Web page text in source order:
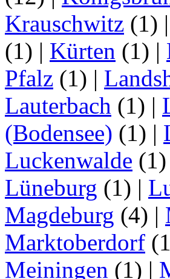
Krauschwitz (1) |
(1) | Kürten (1) |
Pfalz (1) |
Lauterbach (1) |
(Bodensee) (1) |
Luckenwalde (1)
Lüneburg (1) |
Magdeburg (4) |
Marktoberdorf
Meiningen (1) |